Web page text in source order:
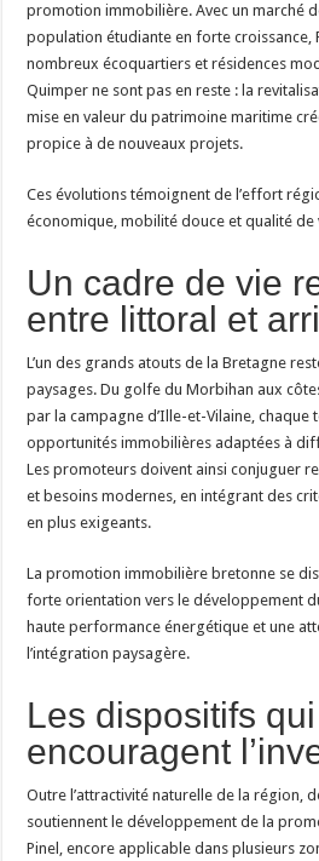
promotion immobilière. Avec un marché
population étudiante en forte croissance,
nombreux écoquartiers et résidences
Quimper ne sont pas en reste : la
mise en valeur du patrimoine maritime
propice à de nouveaux projets.
Ces évolutions témoignent de l’effort
économique, mobilité douce et qualité de
Un cadre de vie
entre littoral et
L’un des grands atouts de la Bretagne
paysages. Du golfe du Morbihan aux
par la campagne d’Ille-et-Vilaine,
opportunités immobilières adaptées à
Les promoteurs doivent ainsi conjuguer
et besoins modernes, en intégrant des
en plus exigeants.
La promotion immobilière bretonne se
forte orientation vers le développement
haute performance énergétique et une
l’intégration paysagère.
Les dispositifs qui
encouragent
Outre l’attractivité naturelle de la région,
soutiennent le développement de la
Pinel, encore applicable dans plusieurs